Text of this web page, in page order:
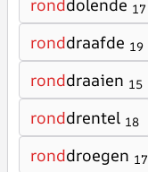
ronddolende 17
ronddraafde 19
ronddraaien 15
ronddrentel 18
ronddroegen 17